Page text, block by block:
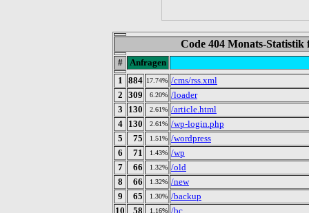
Code 404 Monats-
#
Anfragen
1
884 17.74% /cms/rss.xml
2 309 6.20% /loader
3
130 2.61% /article.html
4
130 2.61% /wp-login.php
5
75 1.51% /wordpress
6
71 1.43% /wp
7
66 1.32% /old
8
66 1.32% /new
9
65 1.30% /backup
10
58 1.16% /bc